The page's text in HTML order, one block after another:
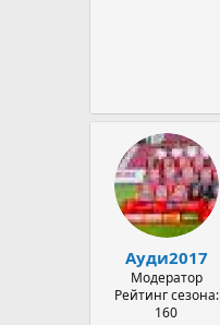
Ауди2017
Модератор
Рейтинг сезона:
160